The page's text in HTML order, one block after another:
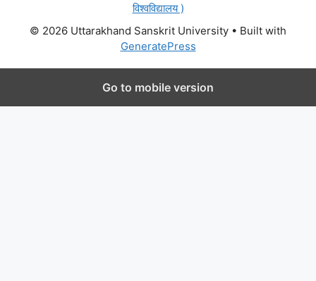
विश्वविद्यालय )
© 2026 Uttarakhand Sanskrit University • Built with
GeneratePress
Go to mobile version